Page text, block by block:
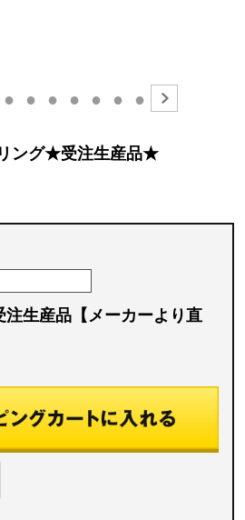
● ● ● ● ● ● ●
ング★受注生産品★
生産品【メーカーより直